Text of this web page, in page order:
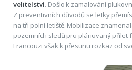
velitelství. Došlo k zamalování
Z preventivních důvodů se letky
na tři polní letiště. Mobilizace
pozemních sledů pro plánovaný přílet
Francouzi však k přesunu rozkaz od